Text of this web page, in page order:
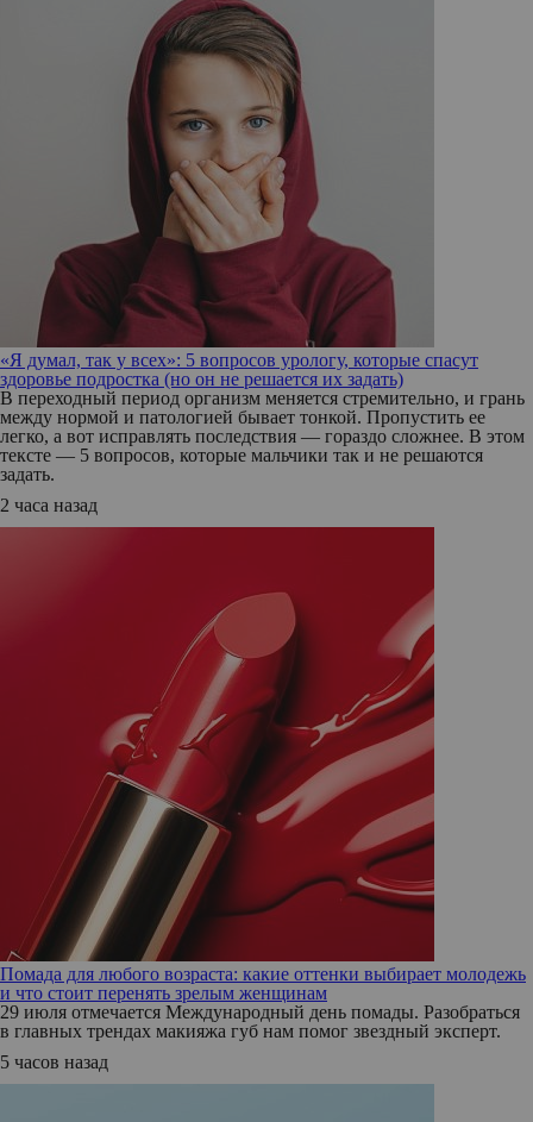
«Я думал, так у всех»: 5 вопросов урологу, которые спасут
здоровье подростка (но он не решается их задать)
В переходный период организм меняется стремительно, и грань
между нормой и патологией бывает тонкой. Пропустить ее
легко, а вот исправлять последствия — гораздо сложнее. В этом
тексте — 5 вопросов, которые мальчики так и не решаются
задать.
2 часа назад
Помада для любого возраста: какие оттенки выбирает молодежь
и что стоит перенять зрелым женщинам
29 июля отмечается Международный день помады. Разобраться
в главных трендах макияжа губ нам помог звездный эксперт.
5 часов назад